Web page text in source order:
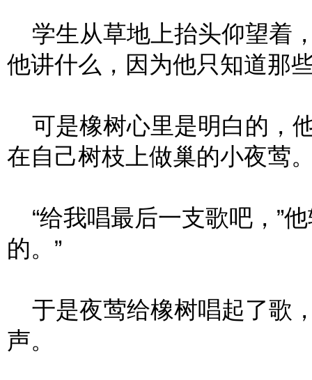
学生从草地上抬头仰望着
他讲什么，因为他只知道那
可是橡树心里是明白的，
在自己树枝上做巢的小夜莺
“给我唱最后一支歌吧，”
的。”
于是夜莺给橡树唱起了歌
声。